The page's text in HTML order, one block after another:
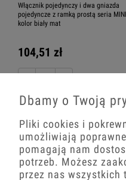
Włącznik pojedynczy i dwa gniazda
pojedyncze z ramką prostą seria MINI
kolor biały mat
104,51 zł
− +
Dbamy o Twoją
Pliki cookies i
umożliwiają
pomagają nam
potrzeb. Możesz
przez nas wszystkich